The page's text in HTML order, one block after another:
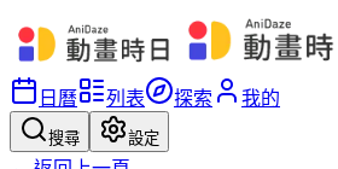
日曆 列表 探索 我的
搜尋 設定